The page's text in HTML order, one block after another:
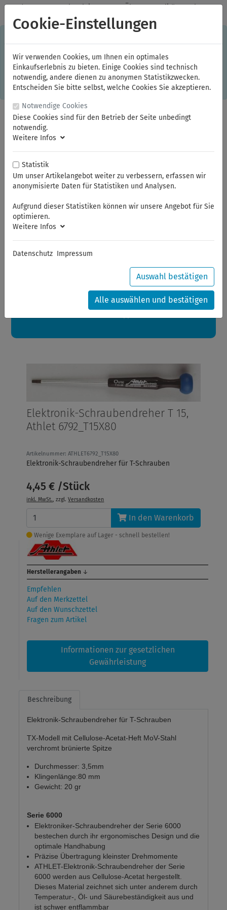
✓Jeden Monat starke Aktionen ✓Über 20 Qualitätsmarken ✓
Kostenlose Lieferung im Inland ab 150,00 Euro Bruttowarenwert
Einkaufserlebnis. Dabei werden beispielsweise die Session-
Informationen oder die Spracheinstellung auf Ihrem Rechner
gespeichert. Ohne Cookies ist der Funktionsumfang des
Online-Shops eingeschränkt. Sind Sie damit nicht
einverstanden, klicken Sie bitte hier.
Sommerferien
Sehr geehrte Kunden,
Ihre Bestellungen in diesem Zeitraum werden ab dem
24.08.2026 verschickt.
Eine schöne Sommerpause
Elektronik-Schraubendreher T 15,
Athlet 6792_T15X80
Artikelnummer: ATHLET6792_T15X80
Elektronik-Schraubendreher für T-Schrauben
4,45 € /Stück
inkl. MwSt., zzgl.Versandkosten
In den Warenkorb
Wenige Exemplare auf Lager - schnell bestellen!
Herstellerangaben ↓
Empfehlen
Auf den Merkzettel
Auf den Wunschzettel
Fragen zum Artikel
Informationen zur gesetzlichen
Gewährleistung
Beschreibung
Elektronik-Schraubendreher für T-Schrauben
TX-Modell mit Cellulose-Acetat-Heft MoV-Stahl
verchromt brünierte Spitze
Durchmesser: 3,5mm
Klingenlänge:80 mm
Gewicht: 20 gr
Serie 6000
Elektroniker-Schraubendreher der Serie 6000
bestechen durch ihr ergonomisches Design und die
optimale Handhabung
Präzise Übertragung kleinster Drehmomente
ATHLET-Elektronik-Schraubendreher der Serie
6000 werden aus Cellulose-Acetat hergestellt.
Dieses Material zeichnet sich unter anderem durch
Temperatur-, Öl- und Säurebeständigkeit aus und
ist schwer entflammbar
Cookie-Einstellungen
Wir verwenden Cookies, um Ihnen ein optimales
Einkaufserlebnis zu bieten. Einige Cookies sind technisch
notwendig, andere dienen zu anonymen Statistikzwecken.
Entscheiden Sie bitte selbst, welche Cookies Sie akzeptieren.
Notwendige Cookies
Diese Cookies sind für den Betrieb der Seite unbedingt
notwendig.
Weitere Infos
Statistik
Um unser Artikelangebot weiter zu verbessern, erfassen wir
anonymisierte Daten für Statistiken und Analysen.
Aufgrund dieser Statistiken können wir unsere Angebot für Sie
optimieren.
Weitere Infos
Datenschutz Impressum
Auswahl bestätigen
Alle auswählen und bestätigen